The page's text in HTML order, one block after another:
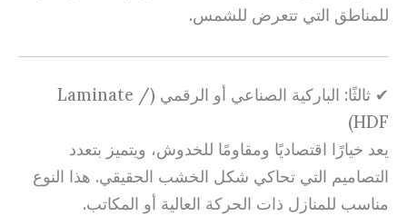
للمناطق التي تتعرض للشمس.
✔ ثالثًا: الباركية الصناعي أو الرقمي (Laminate /
HDF)
يعد خيارًا اقتصاديًا ومقاومًا للخدوش، ويتميز بتعدد
التصاميم التي تحاكي شكل الخشب الحقيقي. هذا النوع
مناسب للمنازل ذات الحركة العالية أو المكاتب.